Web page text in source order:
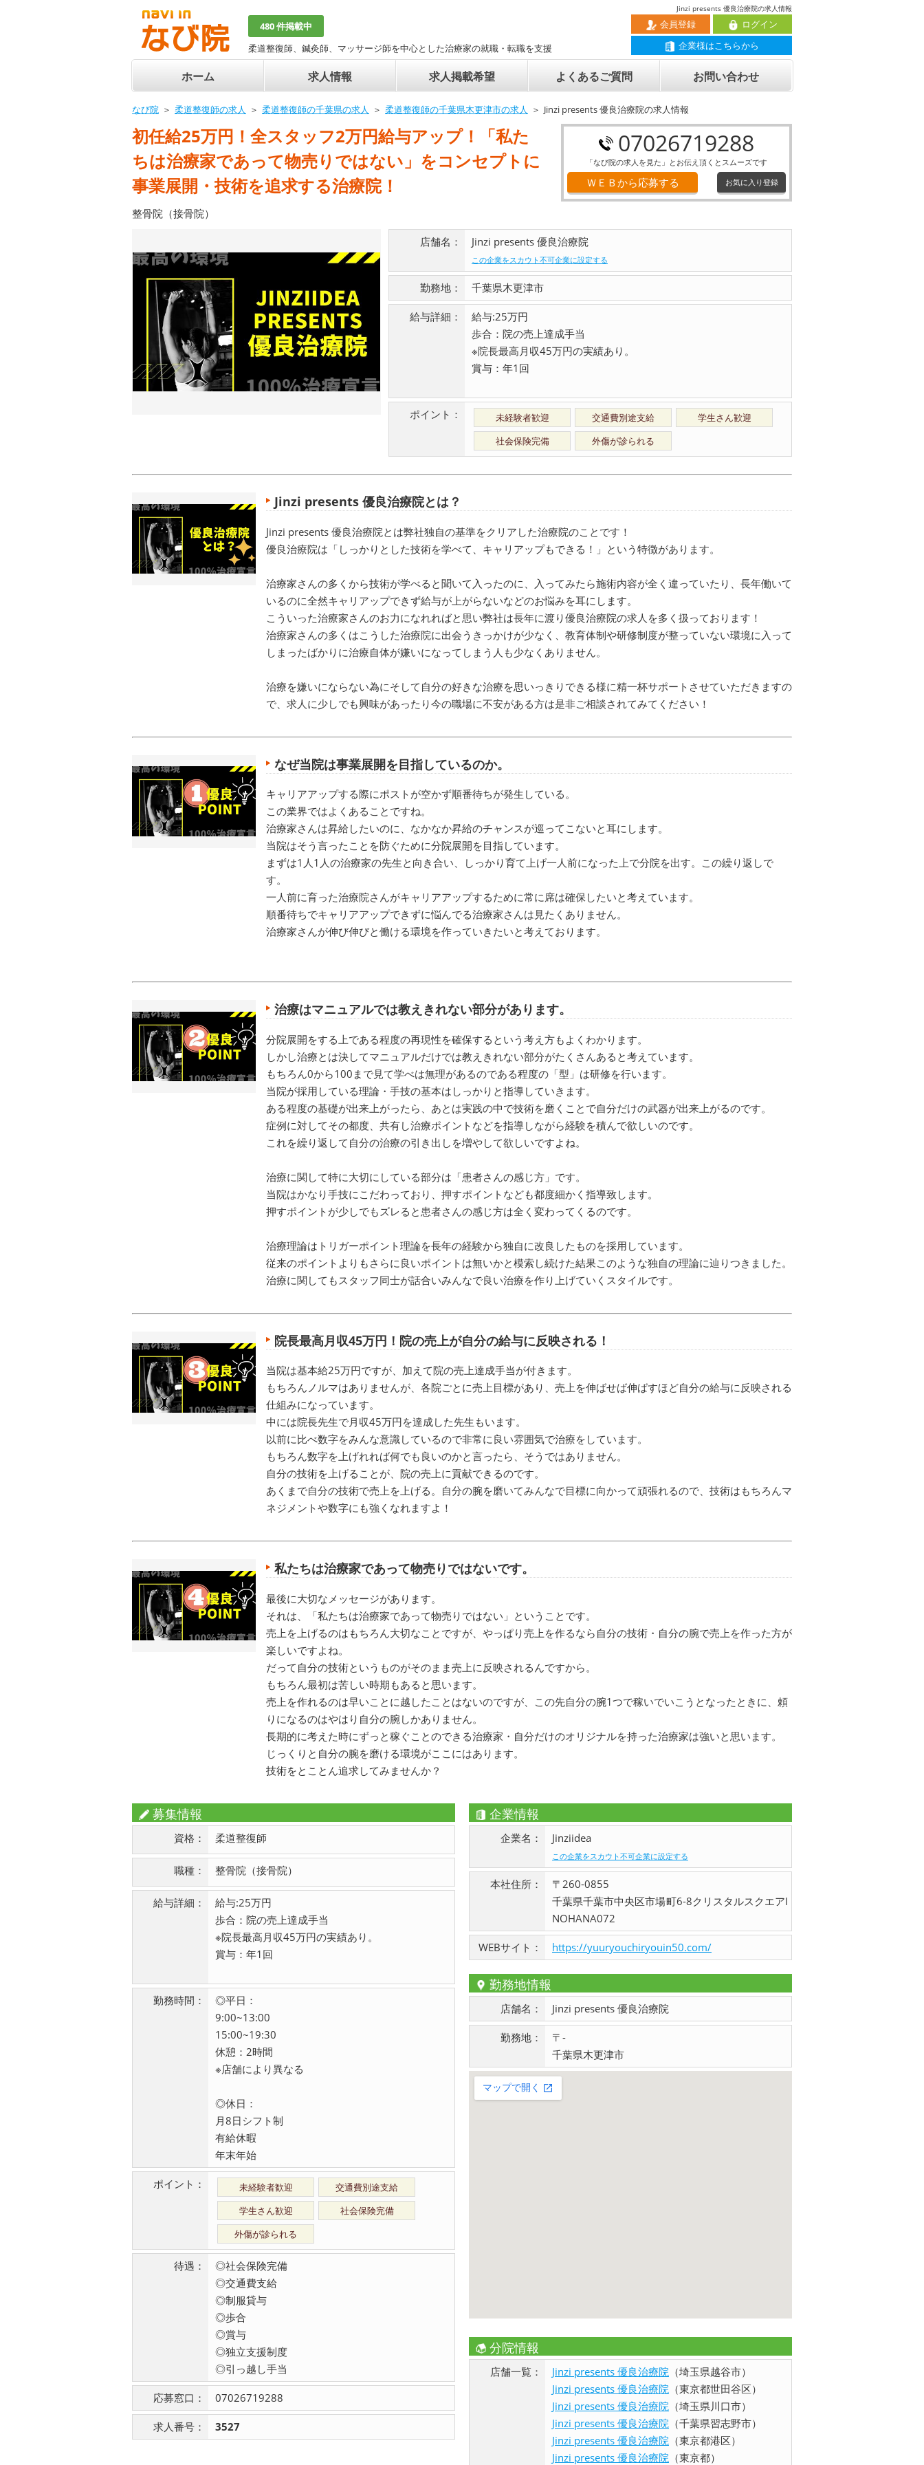
Jinzi presents 優良治療院の求人情報
480 件掲載中
柔道整復師、鍼灸師、マッサージ師を中心とした治療家の就職・転職を支援
ログイン
会員登録
企業様はこちらから
ホーム 求人情報 求人掲載希望 よくあるご質問 お問い合わせ
なび院 柔道整復師の求人 柔道整復師の千葉県の求人 柔道整復師の千葉県木更津市の求人 Jinzi presents 優良治療院の求人情報
07026719288
「なび院の求人を見た」とお伝え頂くとスムーズです
ＷＥＢから応募する お気に入り登録
初任給25万円！全スタッフ2万円給与アップ！「私た
ちは治療家であって物売りではない」をコンセプトに
事業展開・技術を追求する治療院！
整骨院（接骨院）
店舗名： Jinzi presents 優良治療院
この企業をスカウト不可企業に設定する
勤務地： 千葉県木更津市
給与詳細：
給与:25万円
歩合：院の売上達成手当
※院長最高月収45万円の実績あり。
賞与：年1回
ポイント： 未経験者歓迎 交通費別途支給
学生さん歓迎
社会保険完備
外傷が診られる
Jinzi presents 優良治療院とは？
Jinzi presents 優良治療院とは弊社独自の基準をクリアした治療院のことです！
優良治療院は「しっかりとした技術を学べて、キャリアップもできる！」という特徴があります。
治療家さんの多くから技術が学べると聞いて入ったのに、入ってみたら施術内容が全く違っていたり、長年働いて
いるのに全然キャリアップできず給与が上がらないなどのお悩みを耳にします。
こういった治療家さんのお力になれればと思い弊社は長年に渡り優良治療院の求人を多く扱っております！
治療家さんの多くはこうした治療院に出会うきっかけが少なく、教育体制や研修制度が整っていない環境に入って
しまったばかりに治療自体が嫌いになってしまう人も少なくありません。
治療を嫌いにならない為にそして自分の好きな治療を思いっきりできる様に精一杯サポートさせていただきますの
で、求人に少しでも興味があったり今の職場に不安がある方は是非ご相談されてみてください！
なぜ当院は事業展開を目指しているのか。
キャリアアップする際にポストが空かず順番待ちが発生している。
この業界ではよくあることですね。
治療家さんは昇給したいのに、なかなか昇給のチャンスが巡ってこないと耳にします。
当院はそう言ったことを防ぐために分院展開を目指しています。
まずは1人1人の治療家の先生と向き合い、しっかり育て上げ一人前になった上で分院を出す。この繰り返しで
す。
一人前に育った治療院さんがキャリアアップするために常に席は確保したいと考えています。
順番待ちでキャリアアップできずに悩んでる治療家さんは見たくありません。
治療家さんが伸び伸びと働ける環境を作っていきたいと考えております。
治療はマニュアルでは教えきれない部分があります。
分院展開をする上である程度の再現性を確保するという考え方もよくわかります。
しかし治療とは決してマニュアルだけでは教えきれない部分がたくさんあると考えています。
もちろん0から100まで見て学べは無理があるのである程度の「型」は研修を行います。
当院が採用している理論・手技の基本はしっかりと指導していきます。
ある程度の基礎が出来上がったら、あとは実践の中で技術を磨くことで自分だけの武器が出来上がるのです。
症例に対してその都度、共有し治療ポイントなどを指導しながら経験を積んで欲しいのです。
これを繰り返して自分の治療の引き出しを増やして欲しいですよね。
治療に関して特に大切にしている部分は「患者さんの感じ方」です。
当院はかなり手技にこだわっており、押すポイントなども都度細かく指導致します。
押すポイントが少しでもズレると患者さんの感じ方は全く変わってくるのです。
治療理論はトリガーポイント理論を長年の経験から独自に改良したものを採用しています。
従来のポイントよりもさらに良いポイントは無いかと模索し続けた結果このような独自の理論に辿りつきました。
治療に関してもスタッフ同士が話合いみんなで良い治療を作り上げていくスタイルです。
院長最高月収45万円！院の売上が自分の給与に反映される！
当院は基本給25万円ですが、加えて院の売上達成手当が付きます。
もちろんノルマはありませんが、各院ごとに売上目標があり、売上を伸ばせば伸ばすほど自分の給与に反映される
仕組みになっています。
中には院長先生で月収45万円を達成した先生もいます。
以前に比べ数字をみんな意識しているので非常に良い雰囲気で治療をしています。
もちろん数字を上げれれば何でも良いのかと言ったら、そうではありません。
自分の技術を上げることが、院の売上に貢献できるのです。
あくまで自分の技術で売上を上げる。自分の腕を磨いてみんなで目標に向かって頑張れるので、技術はもちろんマ
ネジメントや数字にも強くなれますよ！
私たちは治療家であって物売りではないです。
最後に大切なメッセージがあります。
それは、「私たちは治療家であって物売りではない」ということです。
売上を上げるのはもちろん大切なことですが、やっぱり売上を作るなら自分の技術・自分の腕で売上を作った方が
楽しいですよね。
だって自分の技術というものがそのまま売上に反映されるんですから。
もちろん最初は苦しい時期もあると思います。
売上を作れるのは早いことに越したことはないのですが、この先自分の腕1つで稼いでいこうとなったときに、頼
りになるのはやはり自分の腕しかありません。
長期的に考えた時にずっと稼ぐことのできる治療家・自分だけのオリジナルを持った治療家は強いと思います。
じっくりと自分の腕を磨ける環境がここにはあります。
技術をとことん追求してみませんか？
募集情報
資格： 柔道整復師
職種： 整骨院（接骨院）
給与詳細：
給与:25万円
歩合：院の売上達成手当
※院長最高月収45万円の実績あり。
賞与：年1回
勤務時間：
◎平日：
9:00~13:00
15:00~19:30
休憩：2時間
※店舗により異なる
◎休日：
月8日シフト制
有給休暇
年末年始
ポイント： 未経験者歓迎
交通費別途支給
学生さん歓迎
社会保険完備
外傷が診られる
待遇：
◎社会保険完備
◎交通費支給
◎制服貸与
◎歩合
◎賞与
◎独立支援制度
◎引っ越し手当
応募窓口： 07026719288
求人番号： 3527
企業情報
企業名： Jinziidea
この企業をスカウト不可企業に設定する
本社住所：
〒260-0855
千葉県千葉市中央区市場町6-8クリスタルスクエアI
NOHANA072
WEBサイト： https://yuuryouchiryouin50.com/
勤務地情報
店舗名： Jinzi presents 優良治療院
勤務地：
〒-
千葉県木更津市
分院情報
店舗一覧： Jinzi presents 優良治療院 （埼玉県越谷市）
Jinzi presents 優良治療院 （東京都世田谷区）
Jinzi presents 優良治療院 （埼玉県川口市）
Jinzi presents 優良治療院 （千葉県習志野市）
Jinzi presents 優良治療院 （東京都港区）
Jinzi presents 優良治療院 （東京都）